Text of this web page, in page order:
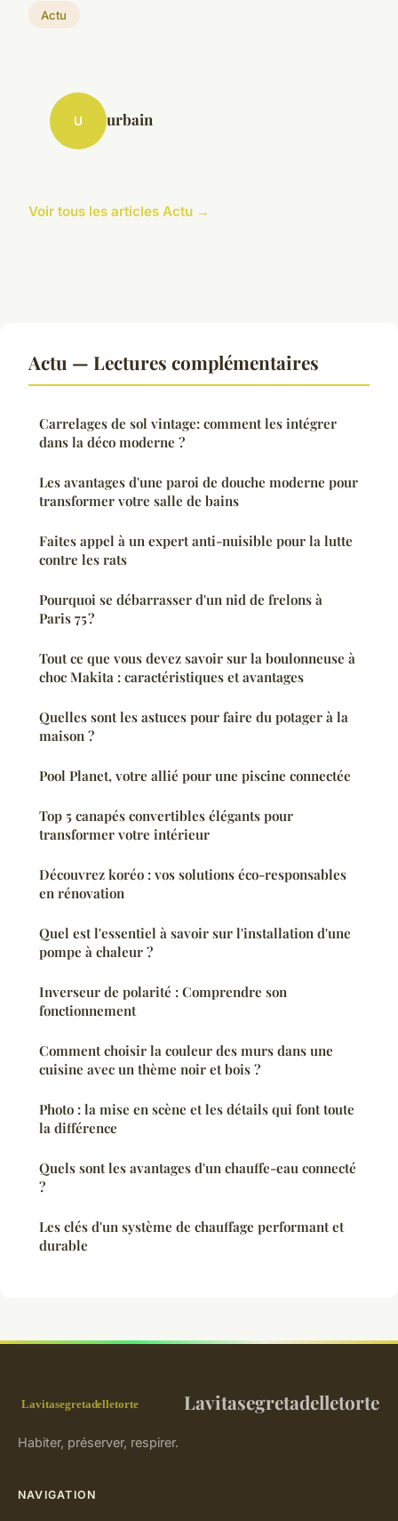
Actu
U urbain
Voir tous les articles Actu →
Actu — Lectures complémentaires
Carrelages de sol vintage: comment les intégrer
dans la déco moderne ?
Les avantages d'une paroi de douche moderne pour
transformer votre salle de bains
Faites appel à un expert anti-nuisible pour la lutte
contre les rats
Pourquoi se débarrasser d'un nid de frelons à
Paris 75 ?
Tout ce que vous devez savoir sur la boulonneuse à
choc Makita : caractéristiques et avantages
Quelles sont les astuces pour faire du potager à la
maison ?
Pool Planet, votre allié pour une piscine connectée
Top 5 canapés convertibles élégants pour
transformer votre intérieur
Découvrez koréo : vos solutions éco-responsables
en rénovation
Quel est l'essentiel à savoir sur l'installation d'une
pompe à chaleur ?
Inverseur de polarité : Comprendre son
fonctionnement
Comment choisir la couleur des murs dans une
cuisine avec un thème noir et bois ?
Photo : la mise en scène et les détails qui font toute
la différence
Quels sont les avantages d'un chauffe-eau connecté
?
Les clés d'un système de chauffage performant et
durable
Lavitasegretadelletorte
Habiter, préserver, respirer.
NAVIGATION